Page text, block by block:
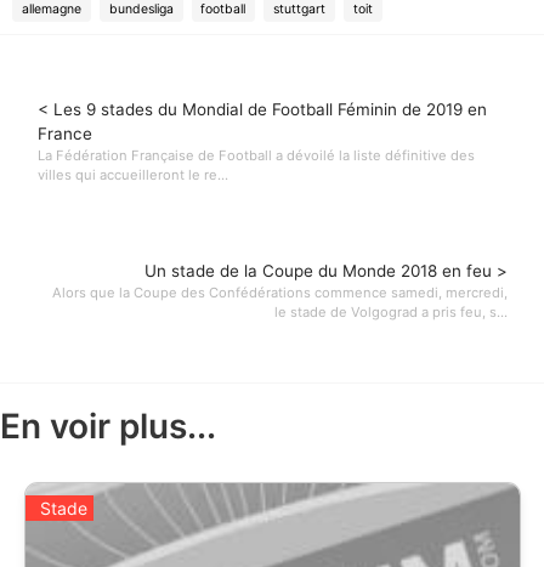
allemagne bundesliga football stuttgart toit
< Les 9 stades du Mondial de Football Féminin de 2019 en
France
La Fédération Française de Football a dévoilé la liste définitive des
villes qui accueilleront le re...
Un stade de la Coupe du Monde 2018 en feu >
Alors que la Coupe des Confédérations commence samedi, mercredi,
le stade de Volgograd a pris feu, s...
En voir plus...
Stade